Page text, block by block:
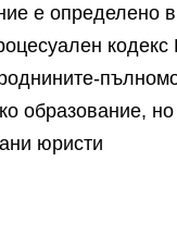
е определено
кодекс
образование, но
юристи